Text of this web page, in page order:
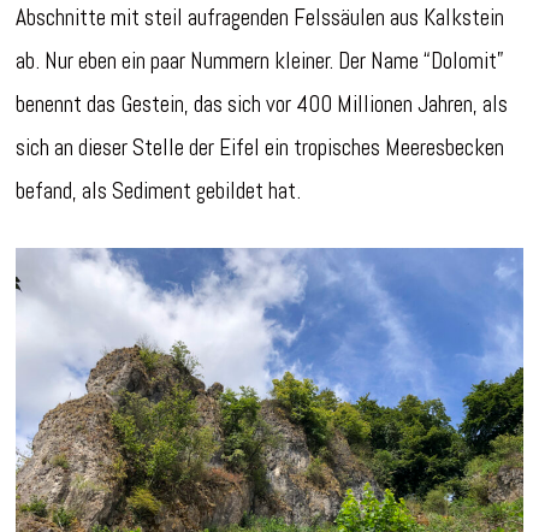
Abschnitte mit steil aufragenden Felssäulen aus Kalkstein
ab. Nur eben ein paar Nummern kleiner. Der Name “Dolomit”
benennt das Gestein, das sich vor 400 Millionen Jahren, als
sich an dieser Stelle der Eifel ein tropisches Meeresbecken
befand, als Sediment gebildet hat.